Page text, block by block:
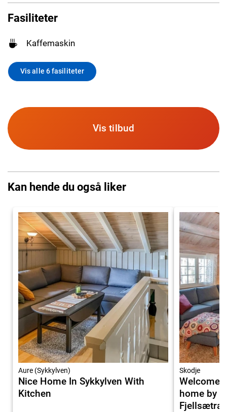
Fasiliteter
Kaffemaskin
Vis alle 6 fasiliteter
Vis tilbud
Kan hende du også liker
Aure (Sykkylven)
Nice Home In Sykkylven With
Kitchen
Skodje
Welcome
home by
Fjellsætra.